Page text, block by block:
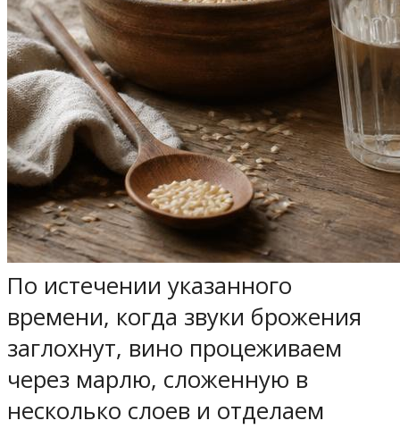
По истечении указанного
времени, когда звуки брожения
заглохнут, вино процеживаем
через марлю, сложенную в
несколько слоев и отделаем